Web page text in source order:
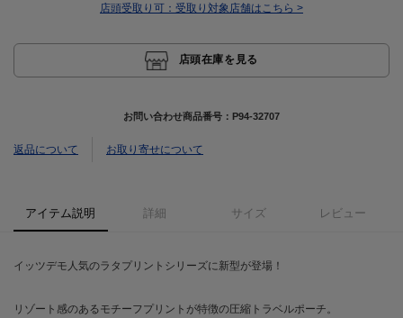
店頭受取り可： 受取り対象店舗はこちら >
店頭在庫を見る
お問い合わせ商品番号： P94-32707
返品について お取り寄せについて
アイテム説明 詳細 サイズ レビュー
イッツデモ人気のラタプリントシリーズに新型が登場！
リゾート感のあるモチーフプリントが特徴の圧縮トラベルポーチ。